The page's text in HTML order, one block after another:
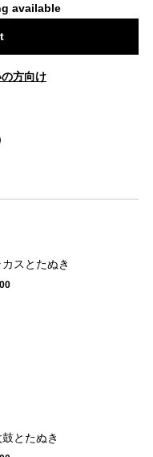
available
方向け
カスとたぬき
とたぬき